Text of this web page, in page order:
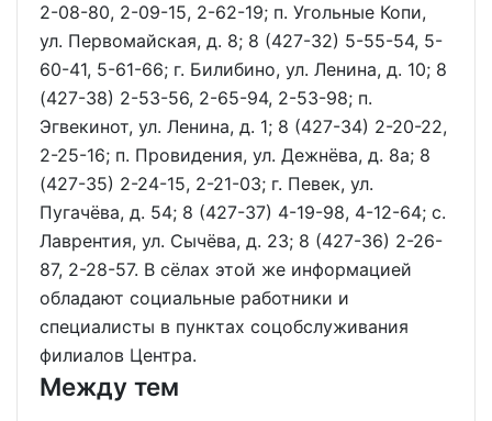
2-08-80, 2-09-15, 2-62-19; п. Угольные Копи,
ул. Первомайская, д. 8; 8 (427-32) 5-55-54, 5-
60-41, 5-61-66; г. Билибино, ул. Ленина, д. 10; 8
(427-38) 2-53-56, 2-65-94, 2-53-98; п.
Эгвекинот, ул. Ленина, д. 1; 8 (427-34) 2-20-22,
2-25-16; п. Провидения, ул. Дежнёва, д. 8а; 8
(427-35) 2-24-15, 2-21-03; г. Певек, ул.
Пугачёва, д. 54; 8 (427-37) 4-19-98, 4-12-64; с.
Лаврентия, ул. Сычёва, д. 23; 8 (427-36) 2-26-
87, 2-28-57. В сёлах этой же информацией
обладают социальные работники и
специалисты в пунктах соцобслуживания
филиалов Центра.
Между тем